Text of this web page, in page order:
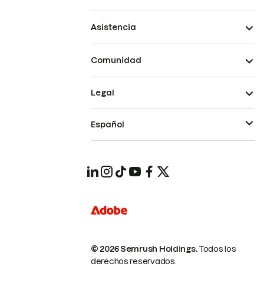
Asistencia
Comunidad
© 2026 Semrush Holdings.Todos los
derechos reservados.
Legal
Español